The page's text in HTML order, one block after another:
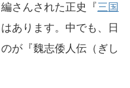
さんされた正史『三国
あります。中でも、日
が『魏志倭人伝（ぎし